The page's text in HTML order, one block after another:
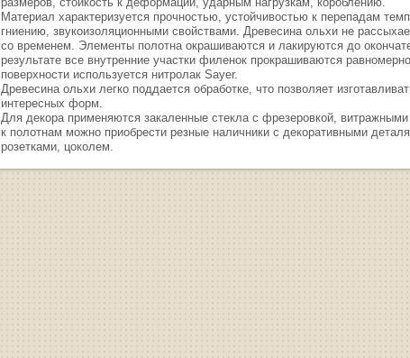
Материал характеризуется прочностью, устойчивостью к перепадам
гниению, звукоизоляционными свойствами. Древесина ольхи не
со временем. Элементы полотна окрашиваются и лакируются до
результате все внутренние участки филенок прокрашиваются
поверхности используется нитролак Sayer.
Древесина ольхи легко поддается обработке, что позволяет
интересных форм.
Для декора применяются закаленные стекла с фрезеровкой,
к полотнам можно приобрести резные наличники с декоративными
розетками, цоколем.